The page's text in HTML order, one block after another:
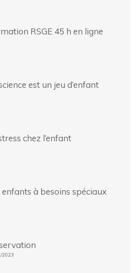
RSGE 45 h en ligne
est un jeu d’enfant
chez l’enfant
enfants à besoins spéciaux
2023